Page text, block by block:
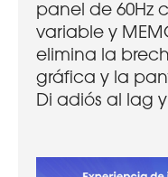
panel de 60Hz
variable y
elimina la
gráfica y la
Di adiós al lag